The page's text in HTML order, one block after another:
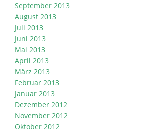
September 2013
August 2013
Juli 2013
Juni 2013
Mai 2013
April 2013
März 2013
Februar 2013
Januar 2013
Dezember 2012
November 2012
Oktober 2012